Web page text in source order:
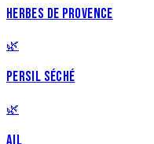
HERBES DE PROVENCE
🌿
PERSIL SÉCHÉ
🌿
AIL